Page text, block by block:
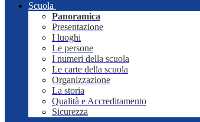
Scuola
Panoramica
Presentazione
I luoghi
Le persone
I numeri della scuola
Le carte della scuola
Organizzazione
La storia
Qualità e Accreditamento
Sicurezza